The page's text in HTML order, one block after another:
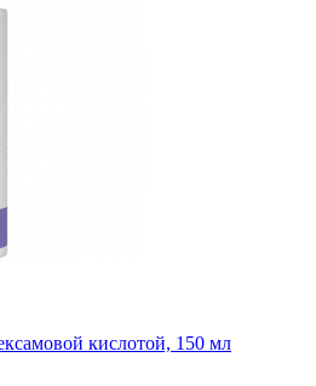
кислотой, 150 мл